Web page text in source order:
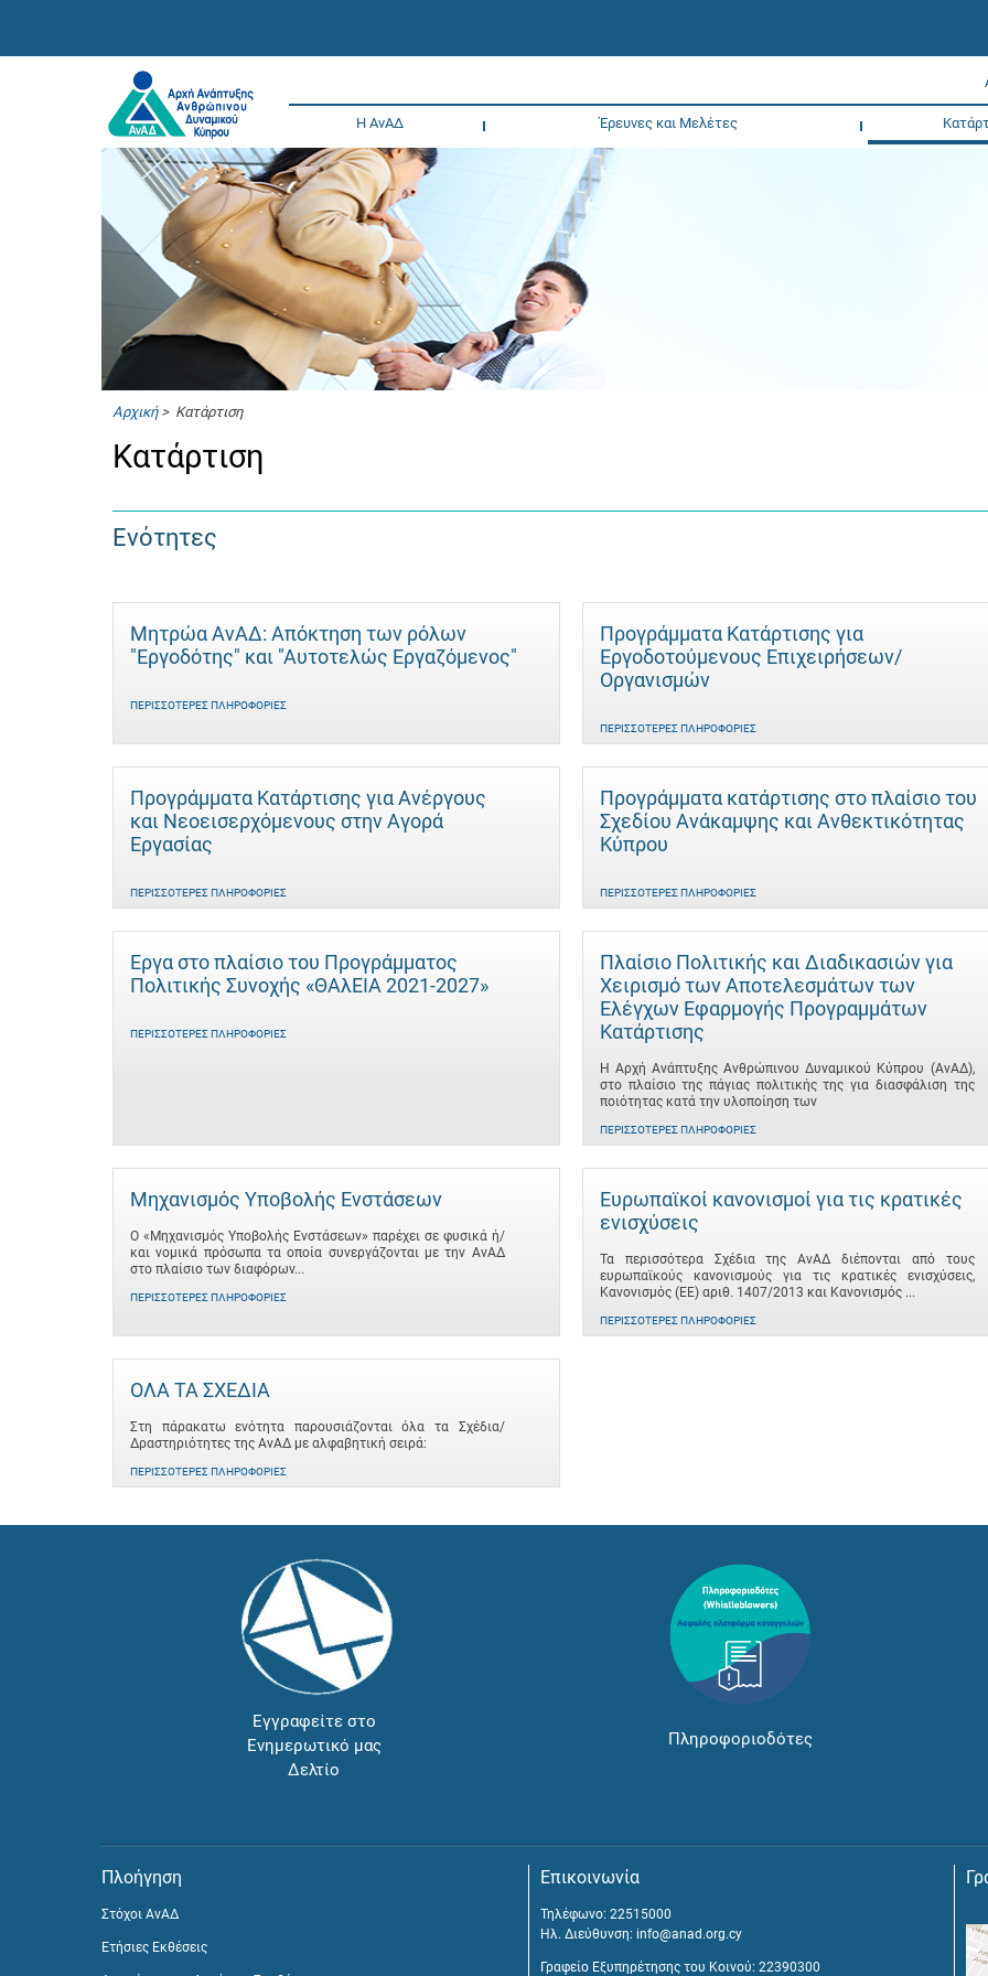
Η ΑνΑΔ Έρευνες και Μελέτες
Αρχική> Κατάρτιση
Κατάρτιση
Ενότητες
Μητρώα ΑνΑΔ: Απόκτηση των ρόλων
"Εργοδότης" και "Αυτοτελώς Eργαζόμενος"
ΠΕΡΙΣΣΌΤΕΡΕΣ ΠΛΗΡΟΦΟΡΊΕΣ
Προγράμματα Κατάρτισης για
Εργοδοτούμενους Επιχειρήσεων/
Οργανισμών
ΠΕΡΙΣΣΌΤΕΡΕΣ ΠΛΗΡΟΦΟΡΊΕΣ
Προγράμματα Κατάρτισης για Ανέργους
και Νεοεισερχόμενους στην Αγορά
Εργασίας
ΠΕΡΙΣΣΌΤΕΡΕΣ ΠΛΗΡΟΦΟΡΊΕΣ
Προγράμματα κατάρτισης στο πλαίσιο του
Σχεδίου Ανάκαμψης και Ανθεκτικότητας
Κύπρου
ΠΕΡΙΣΣΌΤΕΡΕΣ ΠΛΗΡΟΦΟΡΊΕΣ
Έργα στο πλαίσιο του Προγράμματος
Πολιτικής Συνοχής «ΘΑλΕΙΑ 2021-2027»
ΠΕΡΙΣΣΌΤΕΡΕΣ ΠΛΗΡΟΦΟΡΊΕΣ
Πλαίσιο Πολιτικής και Διαδικασιών για
Χειρισμό των Αποτελεσμάτων των
Ελέγχων Εφαρμογής Προγραμμάτων
Κατάρτισης
Η Αρχή Ανάπτυξης Ανθρώπινου Δυναμικού Κύπρου (ΑνΑΔ),
στο πλαίσιο της πάγιας πολιτικής της για διασφάλιση της
ποιότητας κατά την υλοποίηση των
ΠΕΡΙΣΣΌΤΕΡΕΣ ΠΛΗΡΟΦΟΡΊΕΣ
Μηχανισμός Υποβολής Ενστάσεων
Ο «Μηχανισμός Υποβολής Ενστάσεων» παρέχει σε φυσικά ή/
και νομικά πρόσωπα τα οποία συνεργάζονται με την ΑνΑΔ
στο πλαίσιο των διαφόρων...
ΠΕΡΙΣΣΌΤΕΡΕΣ ΠΛΗΡΟΦΟΡΊΕΣ
Ευρωπαϊκοί κανονισμοί για τις κρατικές
ενισχύσεις
Τα περισσότερα Σχέδια της ΑνΑΔ διέπονται από τους
ευρωπαϊκούς κανονισμούς για τις κρατικές ενισχύσεις,
Κανονισμός (ΕΕ) αριθ. 1407/2013 και Κανονισμός ...
ΠΕΡΙΣΣΌΤΕΡΕΣ ΠΛΗΡΟΦΟΡΊΕΣ
ΟΛΑ ΤΑ ΣΧΕΔΙΑ
Στη πάρακατω ενότητα παρουσιάζονται όλα τα Σχέδια/
Δραστηριότητες της ΑνΑΔ με αλφαβητική σειρά:
ΠΕΡΙΣΣΌΤΕΡΕΣ ΠΛΗΡΟΦΟΡΊΕΣ
Εγγραφείτε στο
Ενημερωτικό μας
Δελτίο
Πληροφοριοδότες
Πλοήγηση
Στόχοι ΑνΑΔ
Ετήσιες Εκθέσεις
Επικοινωνία
Τηλέφωνο: 22515000
Ηλ. Διεύθυνση: info@anad.org.cy
Γραφείο Εξυπηρέτησης του Κοινού: 22390300